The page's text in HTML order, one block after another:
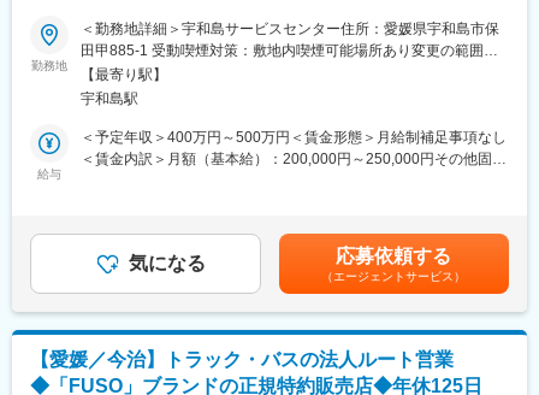
ります。
■職務のミッション：
当社の取扱製品は、お客様にとって非常に重要な商売道具です。
お客様に最も適したトラックやバス、漁船などの提案のみなら
お客様の効率アップを図っていきます。お客様に大きな喜びを提
供し、更なる信頼関係の構築に繋げることがミッションです。
能な環境です／転勤なし】
■業務概要：
大型のトラック、商用車の整備を担当いただきます。
※車検がメインとなり、基本的には工場勤務です。外に行くことは
ほとんどありません。
輩社員に聞ける環境です。また整備士や検査員、牽引免許などの
業務で必要な資格は全額会社負担で取得頂けます。
トラック・バス」の特約販売店として、香川県・徳島県・愛媛
県・高知県の三菱ふそうトラック（1.5トン～大型トラック）、バ
ス（大・中・小）を取り扱っている部門です。「FUSO」ブラン
勤務地
＜勤務地詳細＞宇和島サービスセンター住所：愛媛県宇和島市保
田甲885-1 受動喫煙対策：敷地内喫煙可能場所あり変更の範囲：
無【最寄り駅】
宇和島駅
給与
＜予定年収＞400万円～500万円＜賃金形態＞月給制補足事項なし
＜賃金内訳＞月額（基本給）：200,000円～250,000円その他固定
円）の過去実績あり■賞与：年2回※過去実績4ヶ月分賃金はあくま
でも目安の金額であり、選考を通じて上下する可能性がありま
す。月給(月額)は固定手当を含めた表記です。
気になる 応募依頼する
（エージェントサービス）
【愛媛／今治】トラック・バスの法人ルート営業
◆「FUSO」ブランドの正規特約販売店◆年休125日